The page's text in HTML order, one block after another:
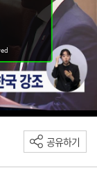
공유하기